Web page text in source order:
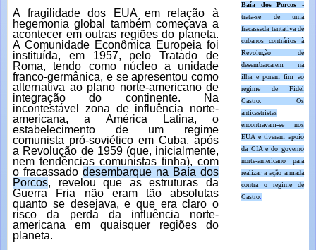
A fragilidade dos EUA em relação à
hegemonia global também começava a
acontecer em outras regiões do planeta.
A Comunidade Econômica Europeia foi
instituída, em 1957, pelo Tratado de
Roma, tendo como núcleo a unidade
franco-germânica, e se apresentou como
alternativa ao plano norte-americano de
integração do continente. Na
incontestável zona de influência norte-
americana, a América Latina, o
estabelecimento de um regime
comunista pró-soviético em Cuba, após
a Revolução de 1959 (que, inicialmente,
nem tendências comunistas tinha), com
o fracassado desembarque na Baía dos
Porcos,
revelou que as estruturas da
Guerra Fria não eram tão absolutas
quanto se desejava, e que era claro o
risco da perda da influência norte-
americana em quaisquer regiões do
planeta.
Baía dos Porcos
-
trata-se de uma
fracassada tentativa de
cubanos contrários à
Revolução de
desembarcarem na
ilha e porem fim ao
regime de Fidel
Castro. Os
anticastristas
encontravam-se nos
EUA e tiveram apoio
da CIA e do governo
norte-americano para
realizar a ação armada
contra o regime de
Castro.